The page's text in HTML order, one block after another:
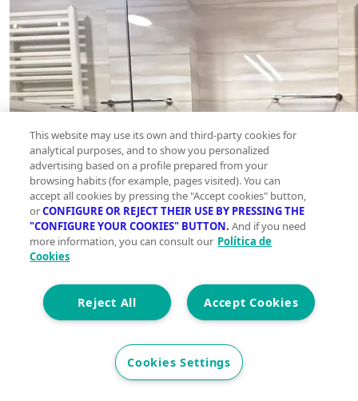
This website may use its own and third-party cookies for
analytical purposes, and to show you personalized
advertising based on a profile prepared from your
browsing habits (for example, pages visited). You can
accept all cookies by pressing the "Accept cookies" button,
orCONFIGURE OR REJECT THEIR USE BY PRESSING THE
"CONFIGURE YOUR COOKIES" BUTTON. And if you need
more information, you can consult our Política de
Cookies
Accept Cookies
Reject All
Cookies Settings